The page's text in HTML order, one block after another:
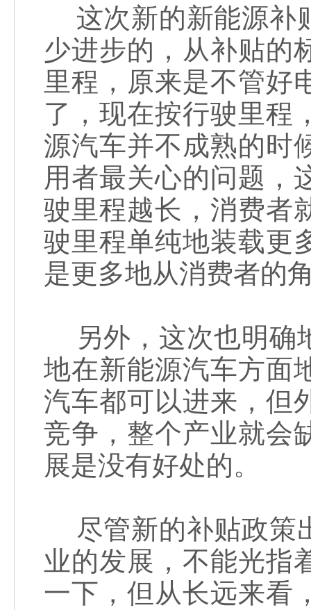
这次新的新能源补
少进步的，从补贴的
里程，原来是不管好
了，现在按行驶里程
源汽车并不成熟的时
用者最关心的问题，
驶里程越长，消费者
驶里程单纯地装载更
是更多地从消费者的
另外，这次也明确
地在新能源汽车方面
汽车都可以进来，但
竞争，整个产业就会
展是没有好处的。
尽管新的补贴政策
业的发展，不能光指
一下，但从长远来看